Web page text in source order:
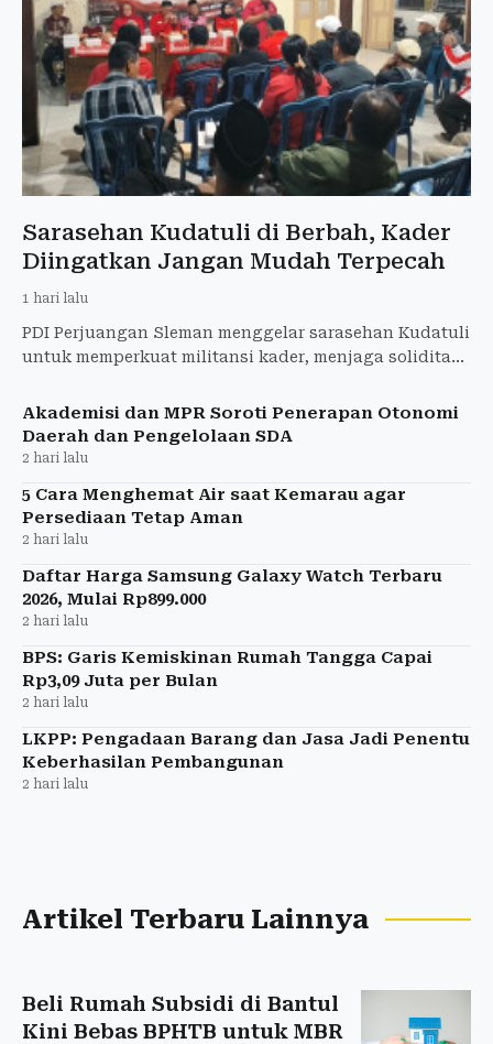
Sarasehan Kudatuli di Berbah, Kader
Diingatkan Jangan Mudah Terpecah
1 hari lalu
PDI Perjuangan Sleman menggelar sarasehan Kudatuli
untuk memperkuat militansi kader, menjaga soliditas
Akademisi dan MPR Soroti Penerapan Otonomi
Daerah dan Pengelolaan SDA
2 hari lalu
5 Cara Menghemat Air saat Kemarau agar
Persediaan Tetap Aman
2 hari lalu
Daftar Harga Samsung Galaxy Watch Terbaru
2026, Mulai Rp899.000
2 hari lalu
BPS: Garis Kemiskinan Rumah Tangga Capai
Rp3,09 Juta per Bulan
2 hari lalu
LKPP: Pengadaan Barang dan Jasa Jadi Penentu
Keberhasilan Pembangunan
2 hari lalu
Artikel Terbaru Lainnya
Beli Rumah Subsidi di Bantul
Kini Bebas BPHTB untuk MBR